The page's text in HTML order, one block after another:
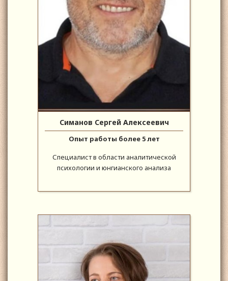
Симанов Сергей Алексеевич
Опыт работы более 5 лет
Специалист в области аналитической
психологии и юнгианского анализа